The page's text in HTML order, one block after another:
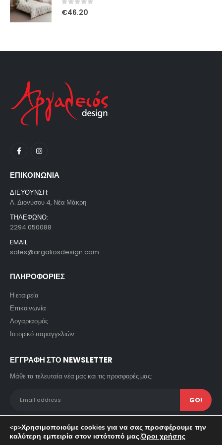
0out of 5
€46.20
ΕΠΙΚΟΙΝΩΝΙΑ
ΔΙΕΥΘΥΝΣΗ:
Λ. Διονύσου 4, Νέα Μάκρη
ΤΗΛΕΦΩΝΟ:
2294 050088
EMAIL:
sales@argaliosdesign.com
ΠΛΗΡΟΦΟΡΙΕΣ
Η εταιρεία
Επικοινωνία
Λογαριασμός
Ιστορικό παραγγελιών
ΕΓΓΡΑΦΗ ΣΤΟ NEWSLETTER
Μάθε τα τελευταία νέα μας και τις προσφορές μας:
<p>Χρησιμοποιούμε cookies για να σας προσφέρουμε την
καλύτερη εμπειρία στον ιστότοπό μας.Όροι χρήσης